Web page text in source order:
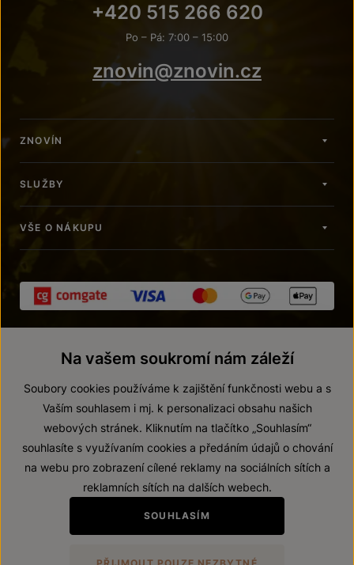
+420 515 266 620
Po – Pá: 7:00 – 15:00
znovin@znovin.cz
ZNOVÍN
SLUŽBY
VŠE O NÁKUPU
© 2026 ZNOVÍN ZNOJMO, a. s.
Prohlášení o přístupnosti
Zákaz prodeje alkoholických nápojů osobám mladším 18 let.
Na vašem soukromí nám záleží
Soubory cookies používáme k zajištění funkčnosti webu a s
Vaším souhlasem i mj. k personalizaci obsahu našich
webových stránek. Kliknutím na tlačítko „Souhlasím“
souhlasíte s využívaním cookies a předáním údajů o chování
na webu pro zobrazení cílené reklamy na sociálních sítích a
reklamních sítích na dalších webech.
SOUHLASÍM